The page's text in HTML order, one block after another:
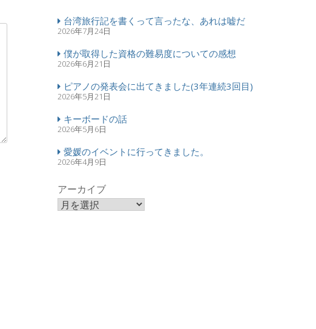
台湾旅行記を書くって言ったな、あれは嘘だ
2026年7月24日
僕が取得した資格の難易度についての感想
2026年6月21日
ピアノの発表会に出てきました(3年連続3回目)
2026年5月21日
キーボードの話
2026年5月6日
愛媛のイベントに行ってきました。
2026年4月9日
アーカイブ